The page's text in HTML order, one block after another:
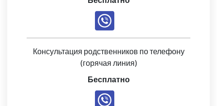
Консультация родственников по телефону
(горячая линия)
Бесплатно